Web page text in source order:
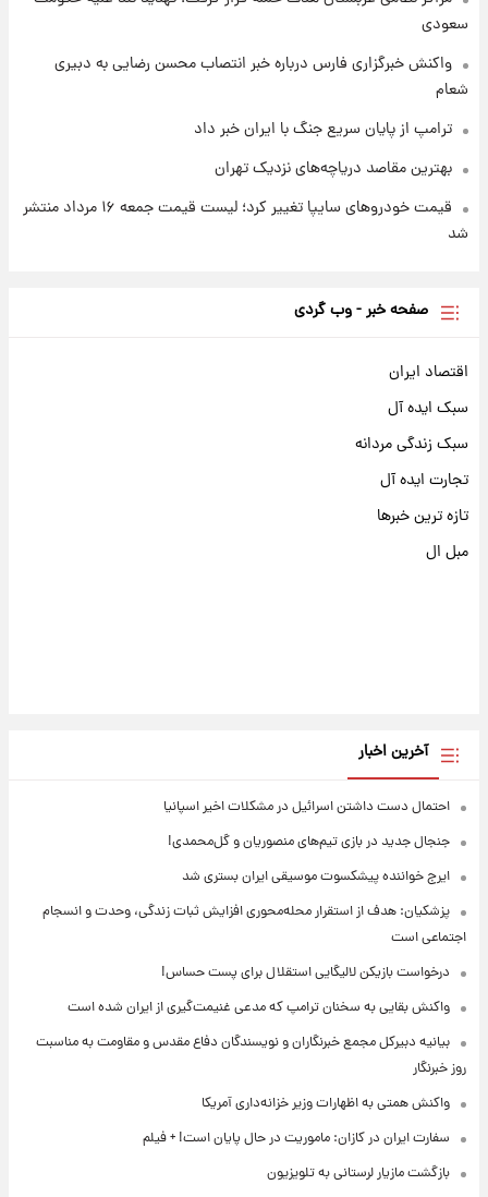
سعودی
واکنش خبرگزاری فارس درباره خبر انتصاب محسن رضایی به دبیری
شعام
ترامپ از پایان سریع جنگ با ایران خبر داد
بهترین مقاصد دریاچه‌های نزدیک تهران
قیمت خودروهای سایپا تغییر کرد؛ لیست قیمت جمعه ۱۶ مرداد منتشر
شد
صفحه خبر - وب گردی
اقتصاد ایران
سبک ایده آل
سبک زندگی مردانه
تجارت ایده آل
تازه ترین خبرها
مبل ال
آخرین اخبار
احتمال دست داشتن اسرائیل در مشکلات اخیر اسپانیا
جنجال جدید در بازی تیم‌های منصوریان و گل‌محمدی!
ایرج خواننده پیشکسوت موسیقی ایران بستری شد
پزشکیان: هدف از استقرار محله‌محوری افزایش ثبات زندگی، وحدت و انسجام
اجتماعی است
درخواست بازیکن لالیگایی استقلال برای پست حساس!
واکنش بقایی به سخنان ترامپ که مدعی غنیمت‌گیری از ایران شده است
بیانیه دبیرکل مجمع خبرنگاران و نویسندگان دفاع مقدس و مقاومت به مناسبت
روز خبرنگار
واکنش همتی به اظهارات وزیر خزانه‌داری آمریکا
سفارت ایران در کازان: ماموریت در حال پایان است! + فیلم
بازگشت مازیار لرستانی به تلویزیون